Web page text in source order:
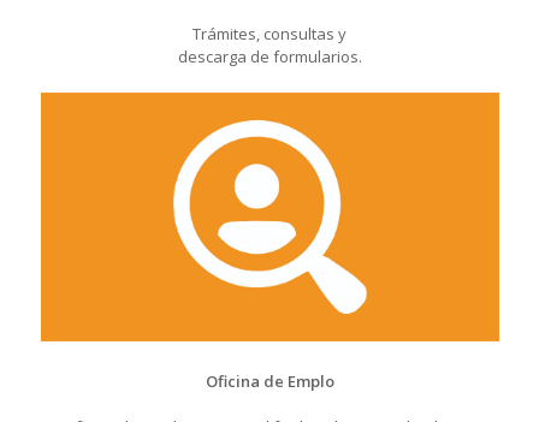
Trámites, consultas y
descarga de formularios.
Oficina de Emplo